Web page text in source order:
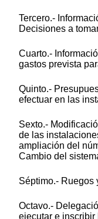
Tercero.-
Decisiones a
Cuarto.-
gastos prevista
Quinto.-
efectuar en las
Sexto.-
de las
ampliación del
Cambio del
Séptimo.- Ruegos
Octavo.-
ejecutar e inscribir